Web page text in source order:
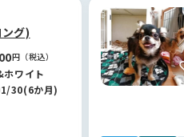
お話しいただけました。お引
というくらい、本当に大切に
た ✨
ケージから出たくてしょうが
食べてくれて、元気に過ごし
グ)
円（税込）
ホワイト
30(6か月)